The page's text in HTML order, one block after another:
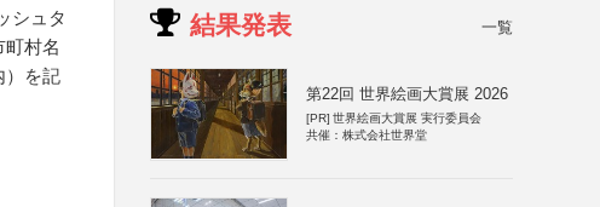
シュタ
村名
）を記
結果発表 一覧
第22回 世界絵画大賞展 2026
[PR] 世界絵画大賞展 実行委員会
共催：株式会社世界堂